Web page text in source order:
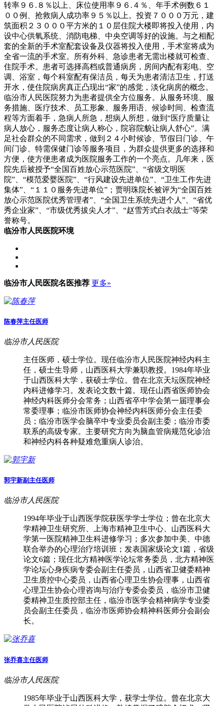
转率９６.８％以上、床位使用率９６.４％、年手术例数６１
００例、抢救病人成功率９５％以上。投资７０００万元，建
筑面积２３０００平方米的１０层住院大楼即将投入使用，内
设中心供氧系统、消防电梯、中央空调等好的设施。与之相配
套的全新的手术室配套设备及仪器将投入使用，手术室将成为
全省一流的手术室。所有外科、急诊患者无需出楼就可检查、
住院手术。患者可选择高档或普通病房，房间内配有彩电、空
调、浴室，每个科室配有保洁员，每天为患者清洁卫生，打送
开水，使住院病房真正凸现出“家”的感觉，淡化病房的概念。
临汾市人民医院努力为患者提供全方位服务。从服务环境、服
务措施、医疗技术、员工形象、服务用语、候诊时间、检查流
程等方面着手，急病人所急，想病人所想，做到“医疗质量让
病人放心，服务态度让病人称心，院容院貌让病人舒心”。满
足社会群众的不同需求，做到２４小时候诊、节假日门诊、午
间门诊、特需保健门诊等服务项目，为群众提供更多的选择和
方便，使方便患者成为医院服务工作的一个亮点。几年来，医
院先后被授予“全国百姓放心示范医院”、“省级文明医
院”、“模范爱婴医院”、“行风建设先进单位”、“卫生工作先进
集体”、“１１０服务先进单位”；贾明珠院长被评为“全国百姓
放心示范医院优秀管理者”、“全国卫生系统先进个人”、“省优
秀企业家”、“市级优秀拔尖人才”、“赵雪芳式白衣战士”等荣
誉称号。
临汾市人民医院环境
临汾市人民医院名医推荐 更多»
陈春萍主任医师
临汾市人民医院
主任医师，硕士学位。现任临汾市人民医院神经内科主
任，硕士生导师，山西医科大学兼职教授。1984年毕业
于山西医科大学，获硕士学位。曾在北京天坛医院神经
内科进修学习。发表论文数十篇。现任山西省医师协会
神经内科医师分会常务；山西省卒中学会第一届理事会
常委理事；临汾市医师协会神经内科医师分会主任委
员；临汾市医学会脑卒中专业委员会副主委；临汾市委
联系的高级专家。主要研究方向为脑血管病规范化诊治
和神经内科各种疑难危重病人诊治。
郭宇新副主任医师
临汾市人民医院
1994年毕业于山西医学院获医学学士学位；曾在北京大
学精神卫生研究所、上海市精神卫生中心、山西医科大
学第一医院精神卫生科进修学习；多次参加中美、中德
联合举办的心理治疗培训班；发表国家级论文1篇，省级
论文6篇；现任北方精神医学论坛常务委员，北方精神医
学论坛心身疾病专委会副主任委员，山西省卫健委精神
卫生质控中心委员，山西省心理卫生协会理事，山西省
心理卫生协会心理咨询与治疗专委会委员，临汾市卫健
委精神卫生质控部主任，临汾市医学会精神病学专业委
员会副主任委员，临汾市医师协会精神科医师分会副会
长。
张乔喜主任医师
临汾市人民医院
1985年毕业于山西医科大学，获学士学位。曾在北京大